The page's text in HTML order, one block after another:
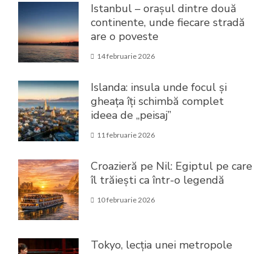
Istanbul – orașul dintre două
continente, unde fiecare stradă
are o poveste
14 februarie 2026
Islanda: insula unde focul și
gheața îți schimbă complet
ideea de „peisaj”
11 februarie 2026
Croazieră pe Nil: Egiptul pe care
îl trăiești ca într-o legendă
10 februarie 2026
Tokyo, lecția unei metropole